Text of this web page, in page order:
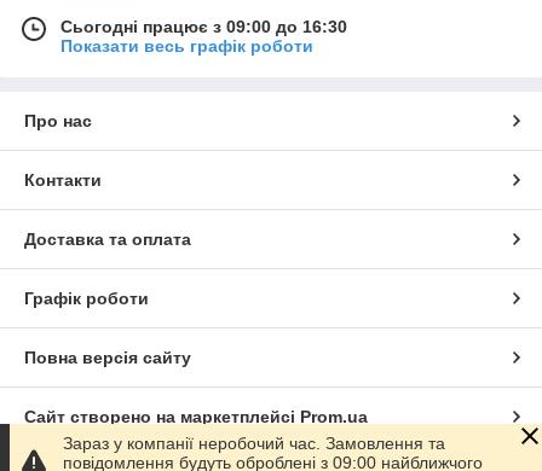
Сьогодні працює з 09:00 до 16:30
Показати весь графік роботи
Про нас
Контакти
Доставка та оплата
Графік роботи
Повна версія сайту
Сайт створено на маркетплейсі Prom.ua
Зараз у компанії неробочий час. Замовлення та
повідомлення будуть оброблені з 09:00 найближчого